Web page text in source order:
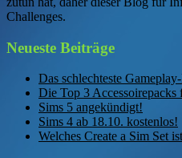
Challenges.
Neueste Beiträge
Das schlechteste
Die Top 3 Accessoirepacks
Sims 5 angekündigt!
Sims 4 ab 18.10. kostenlos!
Welches Create a Sim Set